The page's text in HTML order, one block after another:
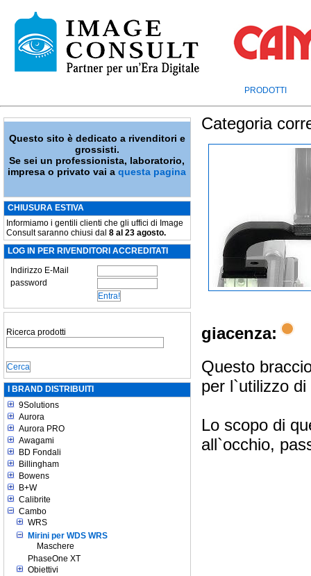
PRODOTTI
Questo sito è dedicato a rivenditori e
grossisti.
Se sei un professionista, laboratorio,
impresa o privato vai aquesta pagina
CHIUSURA ESTIVA
Informiamo i gentili clienti che gli uffici di Image
Consult saranno chiusi dal 8 al 23 agosto.
LOG IN PER RIVENDITORI ACCREDITATI
Indirizzo E-Mail
password
Ricerca prodotti
I BRAND DISTRIBUITI
9Solutions
Aurora
Aurora PRO
Awagami
BD Fondali
Billingham
Bowens
B+W
Calibrite
Cambo
WRS
Mirini per WDS WRS
Maschere
PhaseOne XT
Obiettivi
Categoria
giacenza:
Questo
per l`utilizzo
Lo scopo di
all`occhio,